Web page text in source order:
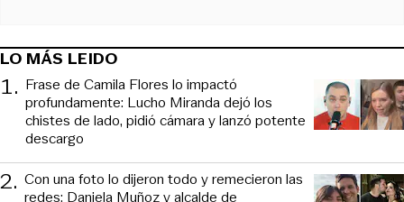
LO MÁS LEIDO
1. Frase de Camila Flores lo impactó
profundamente: Lucho Miranda dejó los
chistes de lado, pidió cámara y lanzó potente
descargo
2. Con una foto lo dijeron todo y remecieron las
redes: Daniela Muñoz y alcalde de